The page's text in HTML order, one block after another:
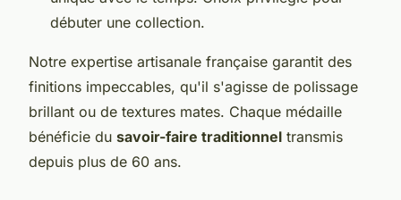
débuter une collection.
Notre expertise artisanale française garantit des
finitions impeccables, qu'il s'agisse de polissage
brillant ou de textures mates. Chaque médaille
bénéficie du savoir-faire traditionnel transmis
depuis plus de 60 ans.